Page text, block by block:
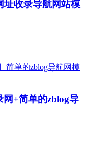
址收录导航网站模
+简单的zblog导